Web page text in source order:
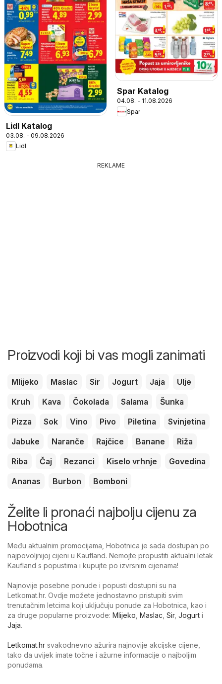
Lidl Katalog
03.08. - 09.08.2026
Lidl
Spar Katalog
04.08. - 11.08.2026
Spar
REKLAME
Proizvodi koji bi vas mogli zanimati
Mlijeko Maslac Sir Jogurt Jaja
Ulje
Kruh
Kava Čokolada Salama
Šunka
Pizza
Sok Vino Pivo Piletina
Svinjetina
Jabuke
Naranče Rajčice Banane
Riža
Riba
Čaj Rezanci Kiselo vrhnje
Govedina
Ananas
Burbon Bomboni
Želite li pronaći najbolju cijenu za
Hobotnica
Među aktualnim promocijama, Hobotnica je sada dostupan po
najpovoljnijoj cijeni u Kaufland. Nemojte propustiti aktualni letak
Kaufland s popustima i kupujte po izvrsnim cijenama!
Najnovije posebne ponude i popusti dostupni su na
Letkomat.hr. Ovdje možete jednostavno pristupiti svim
trenutačnim letcima koji uključuju ponude za Hobotnica, kao i
za druge popularne proizvode: Mlijeko Maslac Sir, Jogurt i
Jaja.
Letkomat.hr svakodnevno ažurira najnovije akcijske cijene,
tako da uvijek imate točne i ažurne informacije o najboljim
ponudama.